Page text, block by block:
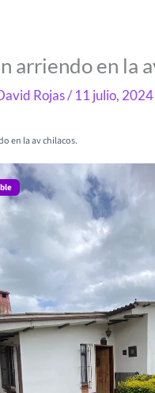
arriendo en la
Rojas/11 julio, 2024
en la av chilacos.